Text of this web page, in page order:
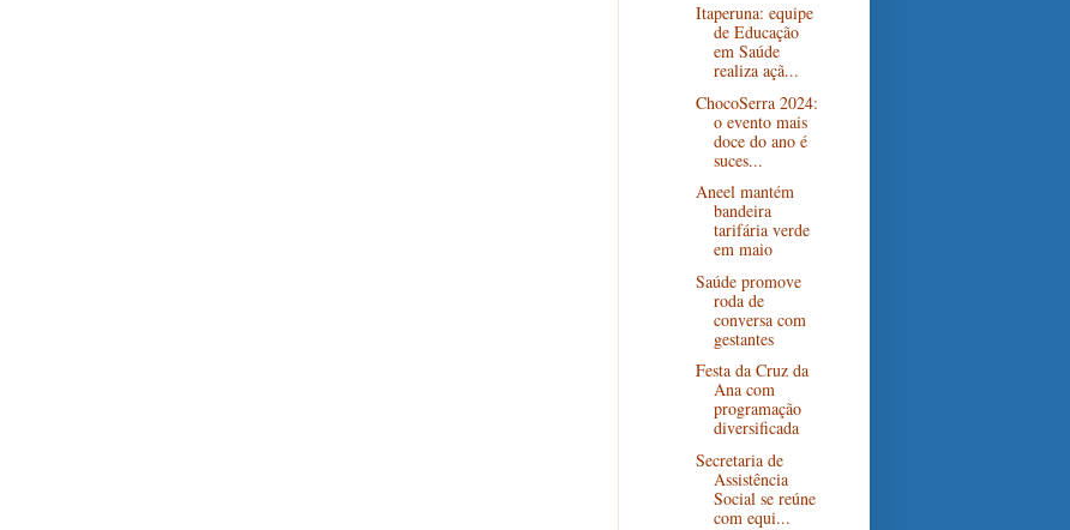
Itaperuna: equipe
de Educação
em Saúde
realiza açã...
ChocoSerra 2024:
o evento mais
doce do ano é
suces...
Aneel mantém
bandeira
tarifária verde
em maio
Saúde promove
roda de
conversa com
gestantes
Festa da Cruz da
Ana com
programação
diversificada
Secretaria de
Assistência
Social se reúne
com equi...